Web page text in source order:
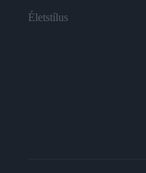
Életstílus